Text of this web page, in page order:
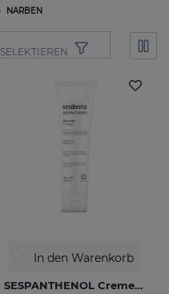
NARBEN
SELEKTIEREN
In den Warenkorb
SESPANTHENOL Cremegel 100 Ml